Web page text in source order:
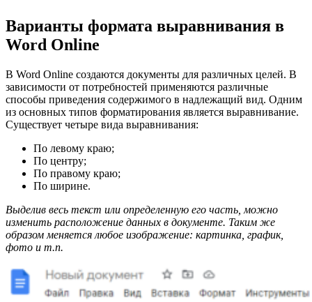
Варианты формата выравнивания в
Word Online
В Word Online создаются документы для различных целей. В
зависимости от потребностей применяются различные
способы приведения содержимого в надлежащий вид. Одним
из основных типов форматирования является выравнивание.
Существует четыре вида выравнивания:
По левому краю;
По центру;
По правому краю;
По ширине.
Выделив весь текст или определенную его часть, можно
изменить расположение данных в документе. Таким же
образом меняется любое изображение: картинка, график,
фото и т.п.